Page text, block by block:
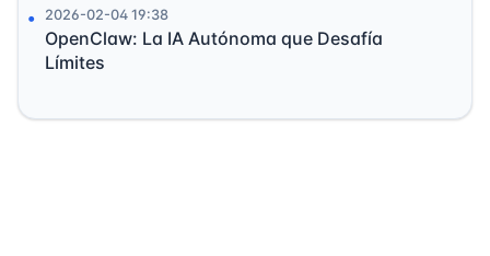
2026-02-04 19:38
OpenClaw: La IA Autónoma que Desafía
Límites